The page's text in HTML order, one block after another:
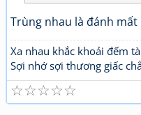
Trùng nhau là đánh
Xa nhau khắc khoải đếm
Sợi nhớ sợi thương giấc
☆
☆
☆
☆
☆